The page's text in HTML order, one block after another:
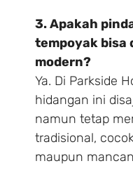
3. Apakah
tempoyak bisa
modern?
Ya. Di Parkside
hidangan ini
namun tetap
tradisional,
maupun